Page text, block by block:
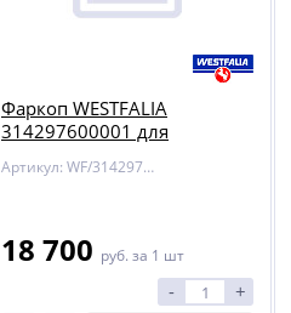
Фаркоп WESTFALIA
314297600001 для
Артикул: WF/314297600001
18 700 руб. за 1 шт
- +